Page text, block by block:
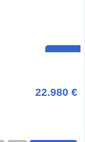
22.980 €